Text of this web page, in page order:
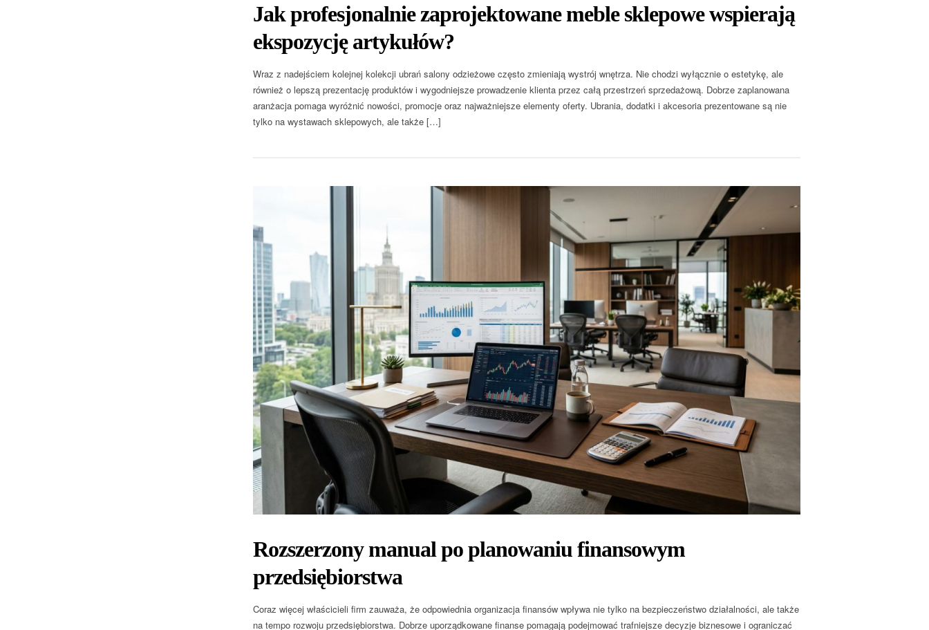
Jak profesjonalnie zaprojektowane meble sklepowe wspierają
ekspozycję artykułów?
Wraz z nadejściem kolejnej kolekcji ubrań salony odzieżowe często zmieniają wystrój wnętrza. Nie chodzi wyłącznie o estetykę, ale
również o lepszą prezentację produktów i wygodniejsze prowadzenie klienta przez całą przestrzeń sprzedażową. Dobrze zaplanowana
aranżacja pomaga wyróżnić nowości, promocje oraz najważniejsze elementy oferty. Ubrania, dodatki i akcesoria prezentowane są nie
tylko na wystawach sklepowych, ale także […]
Rozszerzony manual po planowaniu finansowym
przedsiębiorstwa
Coraz więcej właścicieli firm zauważa, że odpowiednia organizacja finansów wpływa nie tylko na bezpieczeństwo działalności, ale także
na tempo rozwoju przedsiębiorstwa. Dobrze uporządkowane finanse pomagają podejmować trafniejsze decyzje biznesowe i ograniczać